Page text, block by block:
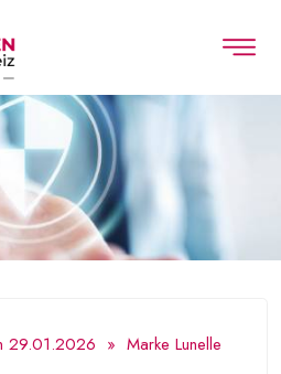
29.01.2026 » Marke Lunelle